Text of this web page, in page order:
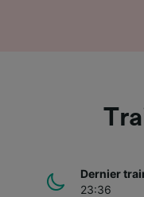
Dernier
23:36